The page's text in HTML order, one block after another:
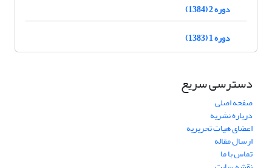
دوره 2 (1384)
دوره 1 (1383)
دسترسی سریع
صفحه اصلی
درباره نشریه
اعضای هیات تحریریه
ارسال مقاله
تماس با ما